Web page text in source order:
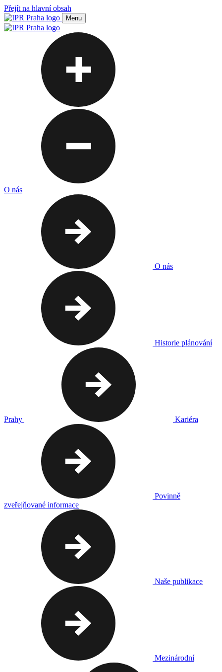
Přejít na hlavní obsah
Menu
O nás
O nás
Historie plánování
Prahy Kariéra
Povinně
zveřejňované informace
Naše publikace
Mezinárodní